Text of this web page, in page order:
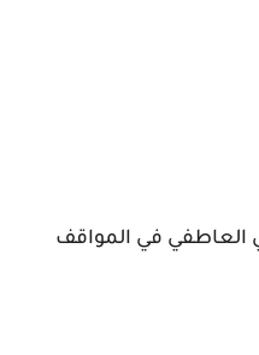
العاطفي في المواقف